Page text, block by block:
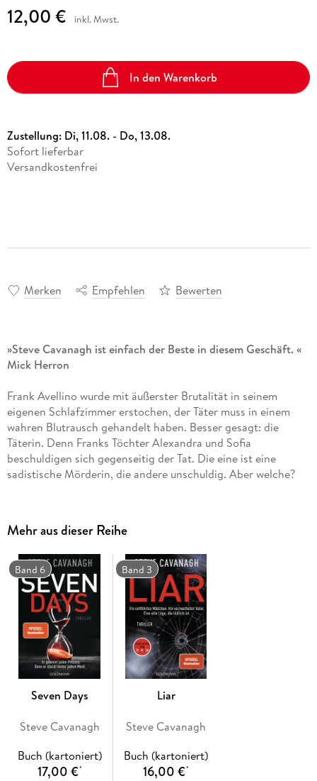
12,00 € inkl. Mwst.
In den Warenkorb
Zustellung: Di, 11.08. - Do, 13.08.
Sofort lieferbar
Versandkostenfrei
Merken Empfehlen Bewerten
»Steve Cavanagh ist einfach der Beste in diesem Geschäft. «
Mick Herron
Frank Avellino wurde mit äußerster Brutalität in seinem
eigenen Schlafzimmer erstochen, der Täter muss in einem
wahren Blutrausch gehandelt haben. Besser gesagt: die
Täterin. Denn Franks Töchter Alexandra und Sofia
beschuldigen sich gegenseitig der Tat. Die eine ist eine
sadistische Mörderin, die andere unschuldig. Aber welche?
Denn der Ermordete war nicht nur ehemaliger Bürgermeister
von New York, es gibt auch ein Millionenerbe zu verteilen.
Und Eddie Flynns Chancen, die richtige Schwester vor dem
Gefängnis zu bewahren, stehen fifty-fifty . . .
Mehr aus dieser Reihe
Band 6
Seven Days
Steve Cavanagh
Buch (kartoniert)
17,00 €*
Band 3
Liar
Steve Cavanagh
Buch (kartoniert)
16,00 €*